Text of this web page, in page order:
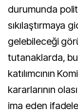
durumunda
sıkılaştırmaya
gelebileceği
tutanaklarda,
katılımcının
kararlarının
ima eden